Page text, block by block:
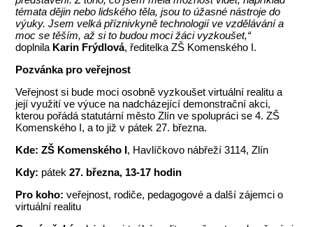
témata dějin nebo lidského těla, jsou to úžasné nástroje do
výuky. Jsem velká příznivkyně technologií ve vzdělávání a
moc se těším, až si to budou moci žáci vyzkoušet,“
doplnila Karin Frýdlová, ředitelka ZŠ Komenského I.
Pozvánka pro veřejnost
Veřejnost si bude moci osobně vyzkoušet virtuální realitu a
její využití ve výuce na nadcházející demonstrační akci,
kterou pořádá statutární město Zlín ve spolupráci se 4. ZŠ
Komenského I, a to již v pátek 27. března.
Kde: ZŠ Komenského I, Havlíčkovo nábřeží 3114, Zlín
Kdy: pátek27. března, 13-17 hodin
Pro koho: veřejnost, rodiče, pedagogové a další zájemci o
virtuální realitu